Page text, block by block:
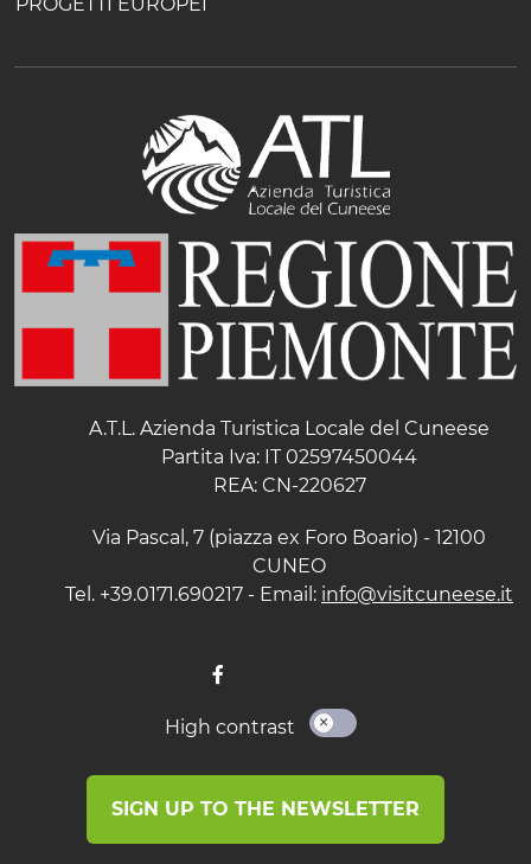
A.T.L. Azienda Turistica Locale del Cuneese
Partita Iva: IT 02597450044
REA: CN-220627
Via Pascal, 7 (piazza ex Foro Boario) - 12100
CUNEO
Tel. +39.0171.690217 - Email: info@visitcuneese.it
High contrast
SIGN UP TO THE NEWSLETTER